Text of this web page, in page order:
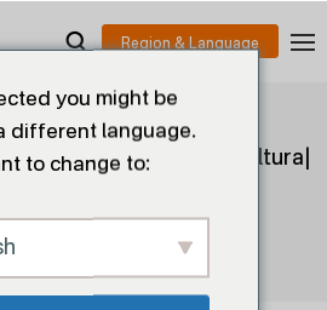
Herdsman lidera la
el futuro de la acuicultura|
11ª edición de la
Fisheries & Seafood
you might be
different language.
to change to: